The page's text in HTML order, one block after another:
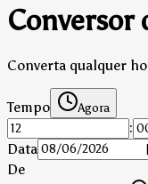
Conversor
Converta qualquer
Tempo Agora
:
Data
De